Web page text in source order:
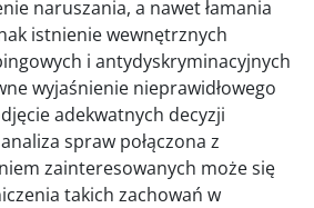
naruszania, a nawet łamania
istnienie wewnętrznych
i antydyskryminacyjnych
wyjaśnienie nieprawidłowego
adekwatnych decyzji
spraw połączona z
zainteresowanych może się
takich zachowań w